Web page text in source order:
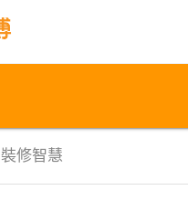
裝修智慧